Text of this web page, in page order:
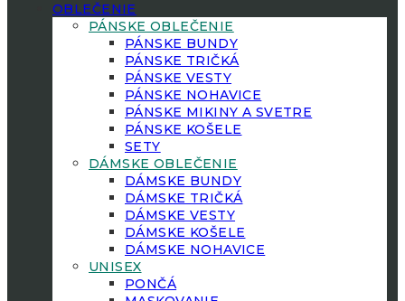
OBLEČENIE
PÁNSKE OBLEČENIE
PÁNSKE BUNDY
PÁNSKE TRIČKÁ
PÁNSKE VESTY
PÁNSKE NOHAVICE
PÁNSKE MIKINY A SVETRE
PÁNSKE KOŠELE
SETY
DÁMSKE OBLEČENIE
DÁMSKE BUNDY
DÁMSKE TRIČKÁ
DÁMSKE VESTY
DÁMSKE KOŠELE
DÁMSKE NOHAVICE
UNISEX
PONČÁ